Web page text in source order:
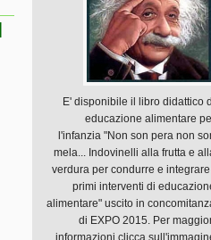
E' disponibile il libro didattico
educazione alimentare
l'infanzia "Non son pera non
mela... Indovinelli alla frutta e
verdura per condurre e integrare
primi interventi di
alimentare" uscito in
di EXPO 2015. Per
informazioni clicca